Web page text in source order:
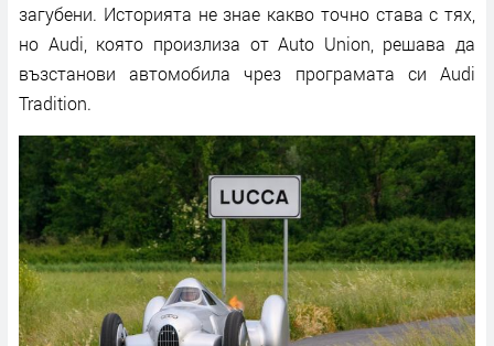
загубени. Историята не знае какво точно става с тях,
но Audi, която произлиза от Auto Union, решава да
възстанови автомобила чрез програмата си Audi
Tradition.